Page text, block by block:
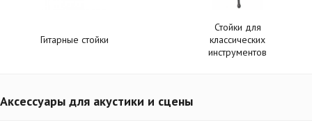
Гитарные стойки
Стойки для
классических
инструментов
Аксессуары для акустики и сцены